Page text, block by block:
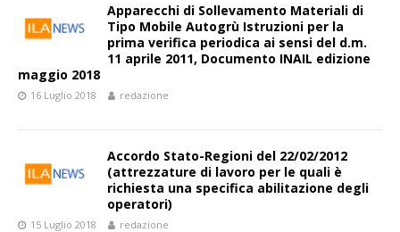
Apparecchi di Sollevamento Materiali di
Tipo Mobile Autogrù Istruzioni per la
prima verifica periodica ai sensi del d.m.
11 aprile 2011, Documento INAIL edizione
maggio 2018
16 Luglio 2018 redazione
Accordo Stato-Regioni del 22/02/2012
(attrezzature di lavoro per le quali è
richiesta una specifica abilitazione degli
operatori)
15 Luglio 2018 redazione